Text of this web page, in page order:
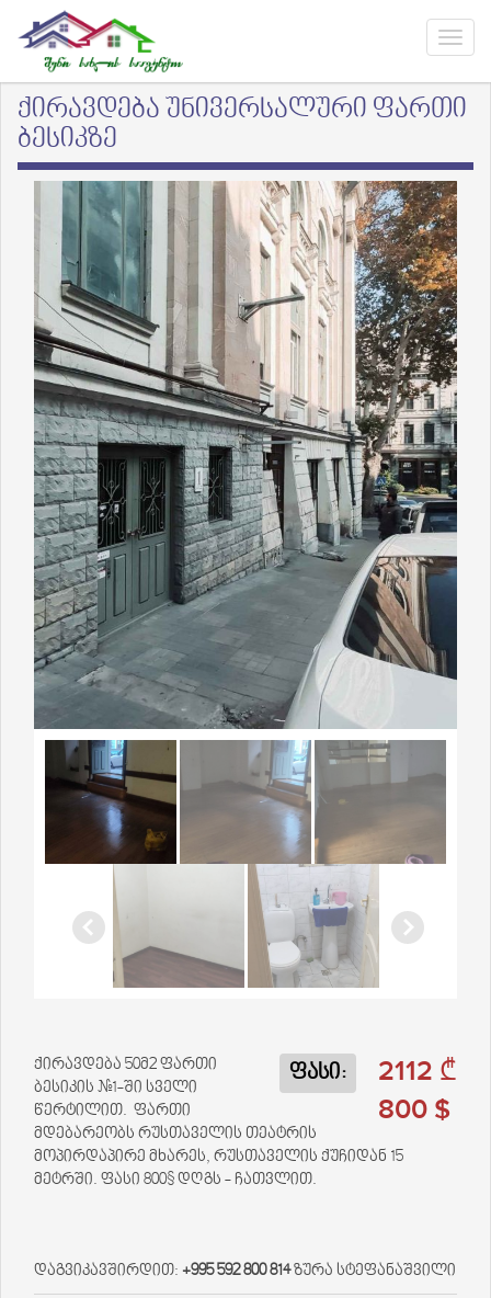
ქირავდება უნივერსალური ფართი
ბესიკზე
2112 ₾
800 $
ფასი:
ქირავდება 50მ2 ფართი
ბესიკის #1-ში სველი
წერტილით. ფართი
მდებარეობს რუსთაველის თეატრის
მოპირდაპირე მხარეს, რუსთაველის ქუჩიდან 15
მეტრში. ფასი 800$ დღგს - ჩათვლით.
დაგვიკავშირდით: +995 592 800 814ზურა სტეფანაშვილი